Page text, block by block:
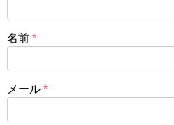
名前 *
メール *